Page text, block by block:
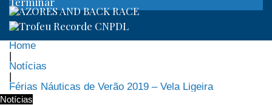
Home
|
Notícias
|
Férias Náuticas de Verão 2019 – Vela Ligeira
Notícias